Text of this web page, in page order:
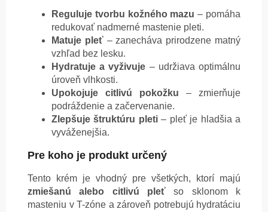
Reguluje tvorbu kožného mazu – pomáha
redukovať nadmerné mastenie pleti.
Matuje pleť– zanecháva prirodzene matný
vzhľad bez lesku.
Hydratuje a vyživuje – udržiava optimálnu
úroveň vlhkosti.
Upokojuje citlivú pokožku – zmierňuje
podráždenie a začervenanie.
Zlepšuje štruktúru pleti– pleť je hladšia a
vyváženejšia.
Pre koho je produkt určený
Tento krém je vhodný pre všetkých, ktorí majú
zmiešanú alebo citlivú pleť so sklonom k
masteniu v T-zóne a zároveň potrebujú hydratáciu